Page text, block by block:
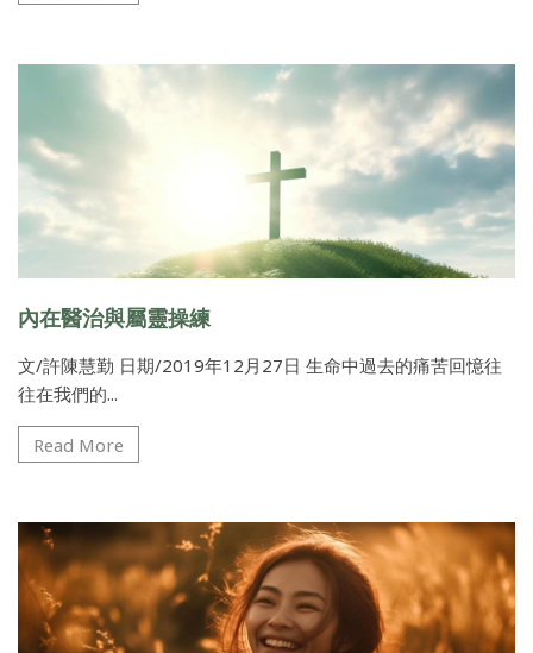
內在醫治與屬靈操練
文/許陳慧勤 日期/2019年12月27日 生命中過去的痛苦回憶往
往在我們的...
Read More